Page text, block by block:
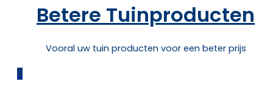
Betere Tuinproducten
Vooral uw tuin producten voor een beter prijs
0